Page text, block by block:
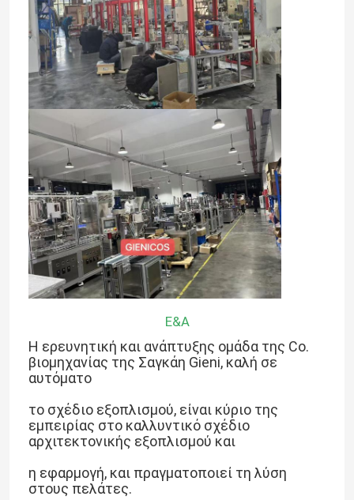
Ε&Α
Η ερευνητική και ανάπτυξης ομάδα της Co.
βιομηχανίας της Σαγκάη Gieni, καλή σε
αυτόματο
το σχέδιο εξοπλισμού, είναι κύριο της
εμπειρίας στο καλλυντικό σχέδιο
αρχιτεκτονικής εξοπλισμού και
η εφαρμογή, και πραγματοποιεί τη λύση
στους πελάτες.